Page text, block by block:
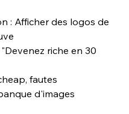
: Afficher des logos de
: "Devenez riche en 30
cheap, fautes
d'images